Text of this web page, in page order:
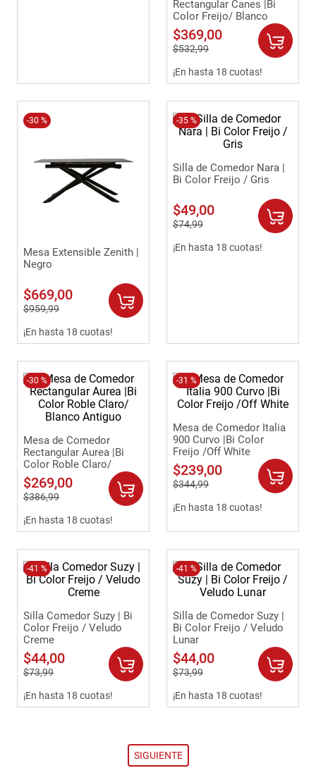
Rectangular Canes |Bi
Color Freijo/ Blanco
Antiguo
$369,00
$532,99
¡En hasta 18 cuotas!
-30 %
Mesa Extensible Zenith |
Negro
$669,00
$959,99
¡En hasta 18 cuotas!
-35 %
Silla de Comedor Nara |
Bi Color Freijo / Gris
$49,00
$74,99
¡En hasta 18 cuotas!
-30 %
Mesa de Comedor
Rectangular Aurea |Bi
Color Roble Claro/
Blanco Antiguo
$269,00
$386,99
¡En hasta 18 cuotas!
-31 %
Mesa de Comedor Italia
900 Curvo |Bi Color
Freijo /Off White
$239,00
$344,99
¡En hasta 18 cuotas!
-41 %
Silla Comedor Suzy | Bi
Color Freijo / Veludo
Creme
$44,00
$73,99
¡En hasta 18 cuotas!
-41 %
Silla de Comedor Suzy |
Bi Color Freijo / Veludo
Lunar
$44,00
$73,99
¡En hasta 18 cuotas!